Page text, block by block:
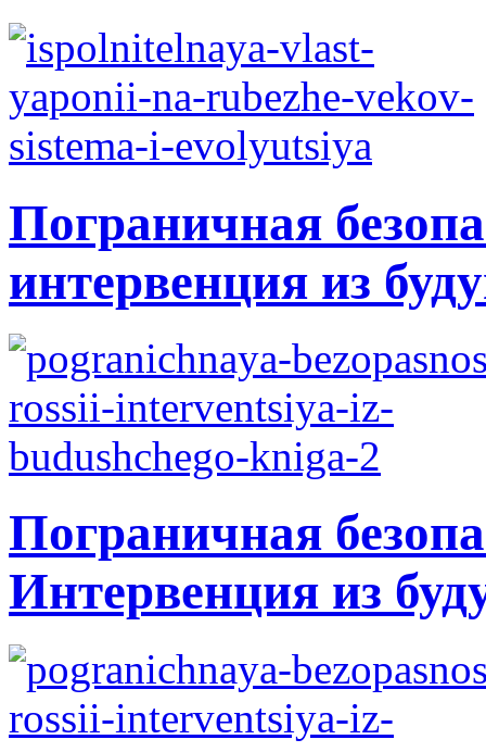
Пограничная
интервенция из
Пограничная
Интервенция из